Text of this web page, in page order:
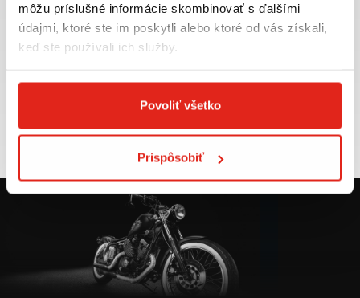
môžu príslušné informácie skombinovať s ďalšími
údajmi, ktoré ste im poskytli alebo ktoré od vás získali,
keď ste používali ich služby.
Povoliť všetko
Prispôsobiť
VIAC INFO VIAC INFO
VIAC INFO VIAC INFO